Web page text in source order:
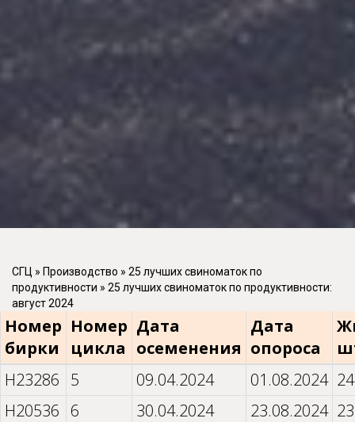
СГЦ » Производство » 25 лучших свиноматок по
продуктивности » 25 лучших свиноматок по продуктивности:
август 2024
Номер
бирки
Номер
цикла
Дата
осеменения
Дата
опороса
H23286 5 09.04.2024 01.08.2024 24
H20536 6 30.04.2024 23.08.2024 23